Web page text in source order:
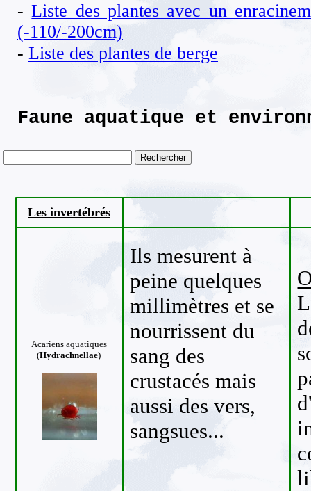
-Liste des plantes avec un
(-110/-200cm)
- Liste des plantes de berge
Faune aquatique et
Les invertébrés
Acariens aquatiques
(Hydrachnellae)
Ils mesurent à
peine quelques
millimètres et se
nourrissent du
sang des
crustacés mais
aussi des vers,
sangsues...